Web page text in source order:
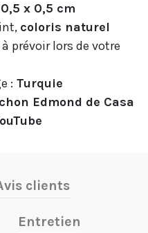
x 0,5 cm
coloris naturel
à prévoir lors de votre
: Turquie
Edmond de Casa
clients
Entretien